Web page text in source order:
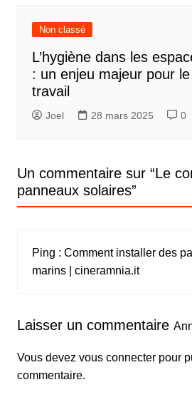
Non classé
L’hygiène dans les
: un enjeu majeur pour
travail
Joel 28 mars 2025 0
Un commentaire sur “Le
panneaux solaires”
Ping : Comment installer des
marins | cineramnia.it
Laisser un commentaire
Vous devez vous connecterpour
commentaire.